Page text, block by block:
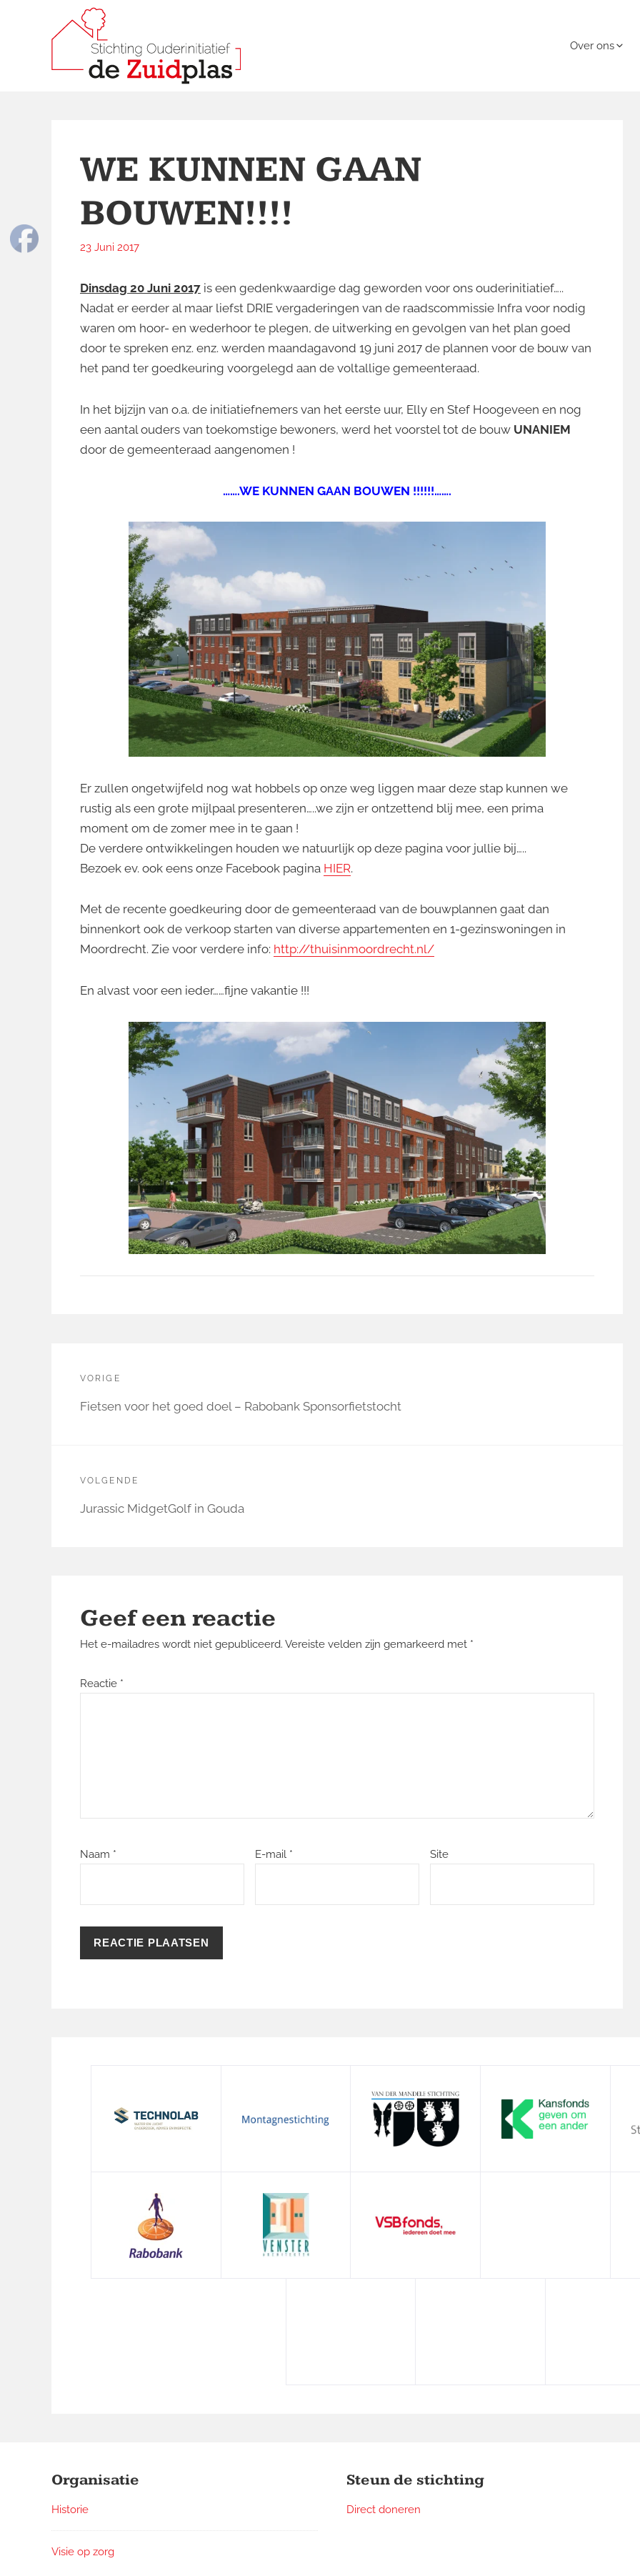
Over ons
WE KUNNEN GAAN
BOUWEN!!!!
23 Juni 2017
Dinsdag 20 Juni 2017 is een gedenkwaardige dag geworden voor ons ouderinitiatief…..
Nadat er eerder al maar liefst DRIE vergaderingen van de raadscommissie Infra voor nodig
waren om hoor- en wederhoor te plegen, de uitwerking en gevolgen van het plan goed
door te spreken enz. enz. werden maandagavond 19 juni 2017 de plannen voor de bouw van
het pand ter goedkeuring voorgelegd aan de voltallige gemeenteraad.
In het bijzijn van o.a. de initiatiefnemers van het eerste uur, Elly en Stef Hoogeveen en nog
een aantal ouders van toekomstige bewoners, werd het voorstel tot de bouw UNANIEM
door de gemeenteraad aangenomen !
…….WE KUNNEN GAAN BOUWEN !!!!!!…….
Er zullen ongetwijfeld nog wat hobbels op onze weg liggen maar deze stap kunnen we
rustig als een grote mijlpaal presenteren…..we zijn er ontzettend blij mee, een prima
moment om de zomer mee in te gaan !
De verdere ontwikkelingen houden we natuurlijk op deze pagina voor jullie bij…..
Bezoek ev. ook eens onze Facebook pagina HIER.
Met de recente goedkeuring door de gemeenteraad van de bouwplannen gaat dan
binnenkort ook de verkoop starten van diverse appartementen en 1-gezinswoningen in
Moordrecht. Zie voor verdere info: http://thuisinmoordrecht.nl/
En alvast voor een ieder……fijne vakantie !!!
navigatie
VORIGE
Vorige
Fietsen voor het goed doel – Rabobank Sponsorfietstocht
VOLGENDE
Volgende
Jurassic MidgetGolf in Gouda
Geef een reactie
Het e-mailadres wordt niet gepubliceerd. Vereiste velden zijn gemarkeerd met *
Reactie *
Naam * E-mail * Site
Widgets
Organisatie
Historie
Visie op zorg
Steun de stichting
Direct doneren